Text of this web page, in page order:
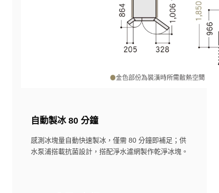
自動製冰 80 分鐘
感測冰塊量自動快速製冰，僅需 80 分鐘即補足；供
水泵浦搭載抗菌設計，搭配淨水濾網製作乾淨冰塊。